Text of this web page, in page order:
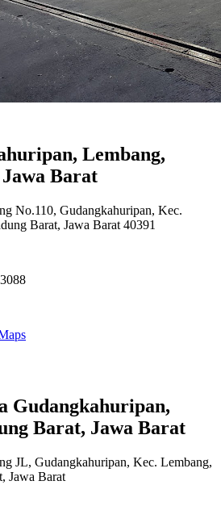
Lembang,
Barat
No.110, Gudangkahuripan, Kec.
Barat, Jawa Barat 40391
Gudangkahuripan,
Barat, Jawa Barat
JL, Gudangkahuripan, Kec. Lembang,
Jawa Barat